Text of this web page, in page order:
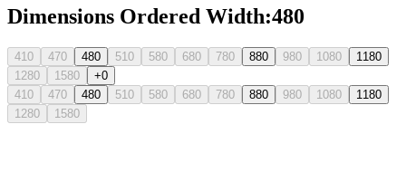
Dimensions Ordered Width:480
410 470 480 510 580 680 780 880 980 1080
1180
1280
1580
+0
410
470 480 510 580 680 780 880 980 1080
1180
1280
1580